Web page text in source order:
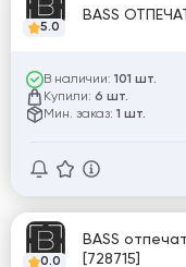
5.0
BASS
В наличии: 101 шт.
Купили: 6 шт.
Мин. заказ: 1 шт.
0.0
BASS
[728715]